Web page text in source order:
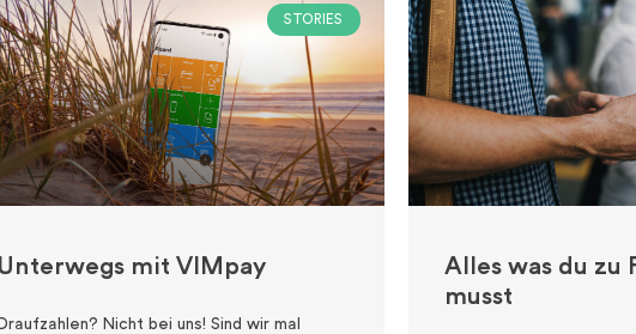
STORIES
Unterwegs mit VIMpay
Nicht bei uns! Sind wir mal
Alles was du zu
musst